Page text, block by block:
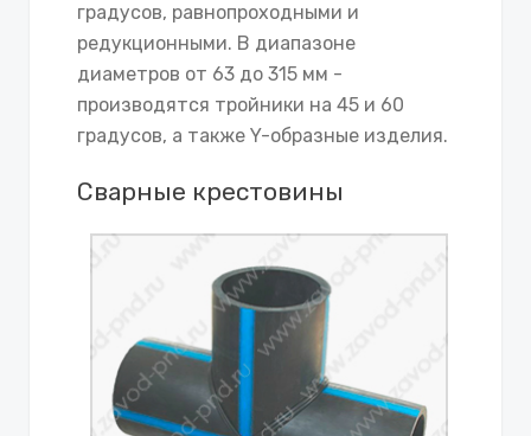
градусов, равнопроходными и
редукционными. В диапазоне
диаметров от 63 до 315 мм -
производятся тройники на 45 и 60
градусов, а также Y-образные изделия.
Сварные крестовины